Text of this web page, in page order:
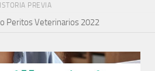
PREVIA
Peritos Veterinarios 2022